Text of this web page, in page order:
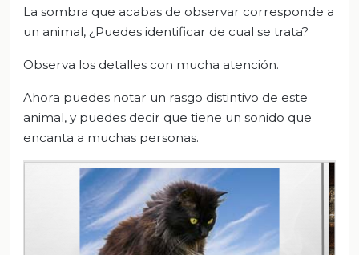
La sombra que acabas de observar corresponde a
un animal, ¿Puedes identificar de cual se trata?
Observa los detalles con mucha atención.
Ahora puedes notar un rasgo distintivo de este
animal, y puedes decir que tiene un sonido que
encanta a muchas personas.